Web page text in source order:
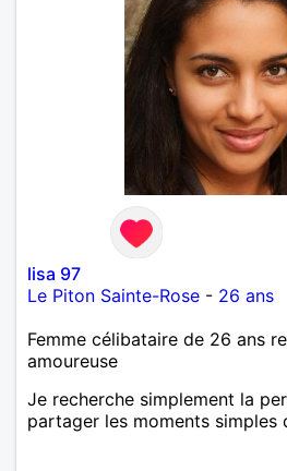
lisa 97
Le Piton Sainte-Rose - 26 ans
Femme célibataire de 26 ans
amoureuse
Je recherche simplement la
partager les moments simples